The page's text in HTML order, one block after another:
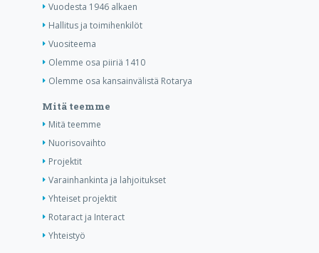
Vuodesta 1946 alkaen
Hallitus ja toimihenkilöt
Vuositeema
Olemme osa piiriä 1410
Olemme osa kansainvälistä Rotarya
Mitä teemme
Mitä teemme
Nuorisovaihto
Projektit
Varainhankinta ja lahjoitukset
Yhteiset projektit
Rotaract ja Interact
Yhteistyö